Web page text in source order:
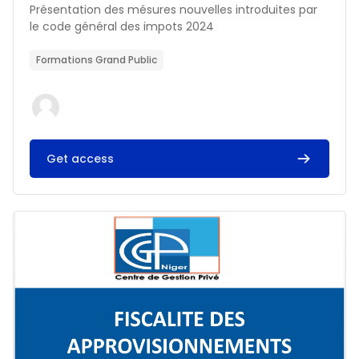
Résumé du cours :
Présentation des mésures nouvelles introduites par
le code général des impots 2024
Formations Grand Public
Get access
Image du cours FISCALITE DES APPROVISIONNEMENTS